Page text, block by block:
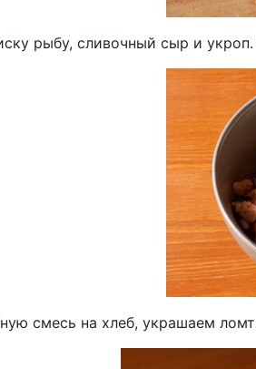
рыбу, сливочный сыр и
смесь на хлеб, украшаем